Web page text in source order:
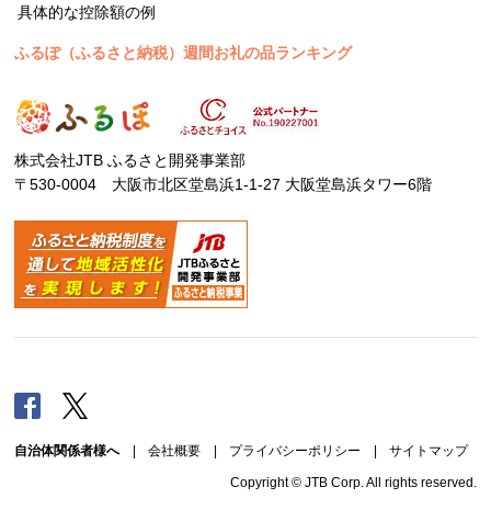
具体的な控除額の例
ふるぽ（ふるさと納税）週間お礼の品ランキング
株式会社JTB ふるさと開発事業部
〒530-0004 大阪市北区堂島浜1-1-27 大阪堂島浜タワー6階
Facebook
自治体関係者様へ| 会社概要 プライバシーポリシー サイトマップ
Copyright © JTB Corp. All rights reserved.